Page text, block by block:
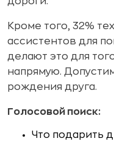
Кроме того, 32%
ассистентов для
делают это для
напрямую.
рождения друга.
Голосовой поиск:
Что подарить